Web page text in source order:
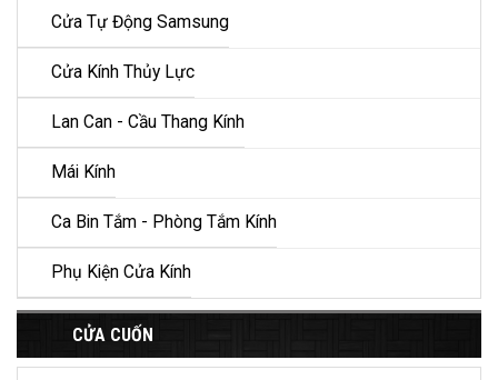
Cửa Tự Động Samsung
Cửa Kính Thủy Lực
Lan Can - Cầu Thang Kính
Mái Kính
Ca Bin Tắm - Phòng Tắm Kính
Phụ Kiện Cửa Kính
CỬA CUỐN